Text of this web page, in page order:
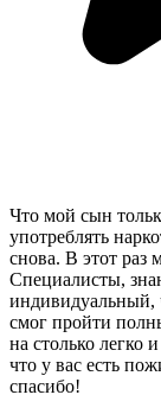
Что мой сын
употреблять
снова. В этот раз
Специалисты,
индивидуальный,
смог пройти
на столько легко
что у вас есть
спасибо!